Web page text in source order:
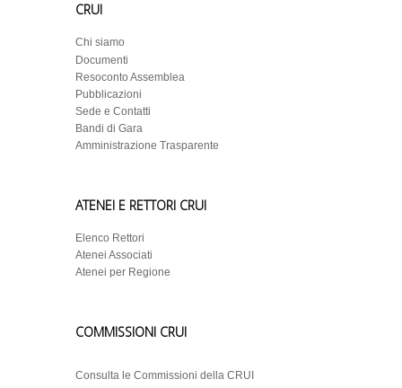
CRUI
Chi siamo
Documenti
Resoconto Assemblea
Pubblicazioni
Sede e Contatti
Bandi di Gara
Amministrazione Trasparente
ATENEI E RETTORI CRUI
Elenco Rettori
Atenei Associati
Atenei per Regione
COMMISSIONI CRUI
Consulta le Commissioni della CRUI